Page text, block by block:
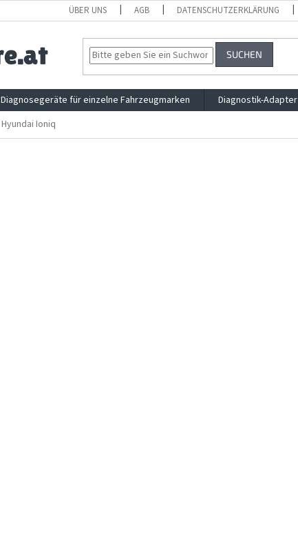
ÜBER UNS AGB DATENSCHUTZERKLÄRUNG
SUCHEN
Diagnosegeräte für einzelne Fahrzeugmarken Diagnostik-Adapter
Hyundai Ioniq